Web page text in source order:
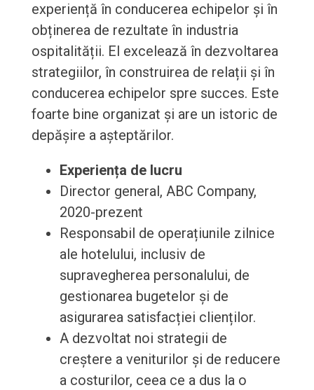
experiență în conducerea echipelor și în
obținerea de rezultate în industria
ospitalității. El excelează în dezvoltarea
strategiilor, în construirea de relații și în
conducerea echipelor spre succes. Este
foarte bine organizat și are un istoric de
depășire a așteptărilor.
Experiența de lucru
Director general, ABC Company,
2020-prezent
Responsabil de operațiunile zilnice
ale hotelului, inclusiv de
supravegherea personalului, de
gestionarea bugetelor și de
asigurarea satisfacției clienților.
A dezvoltat noi strategii de
creștere a veniturilor și de reducere
a costurilor, ceea ce a dus la o